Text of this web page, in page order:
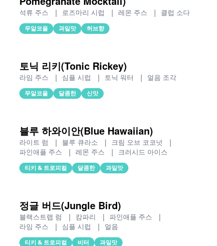
석류 주스 | 로즈마리 시럽 | 레몬 주스 | 클럽 소다
무알코올 과일맛 허브향
토닉 리키(Tonic Rickey)
라임 주스 | 심플 시럽 | 토닉 워터 | 얼음 조각
무알코올 달콤한 신맛
블루 하와이안(Blue Hawaiian)
라이트 럼 | 블루 큐라소 | 크림 오브 코코넛
|
파인애플 주스
| 레몬 주스 | 크러시드 아이스
티키 & 트로피컬 달콤한 과일맛
정글 버드(Jungle Bird)
블랙스트랩 럼 | 캄파리 | 파인애플 주스
|
라임 주스
| 심플 시럽 | 얼음
티키 & 트로피컬 비터 과일맛